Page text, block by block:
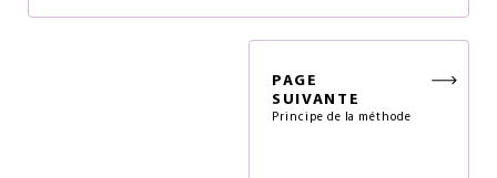
PAGE
SUIVANTE
Principe de la méthode